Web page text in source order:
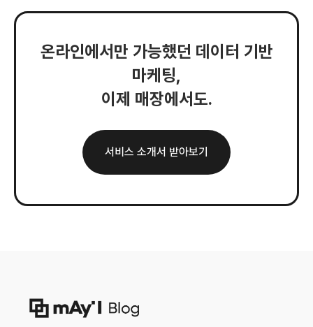
온라인에서만 가능했던 데이터 기반
마케팅,
이제 매장에서도.
서비스 소개서 받아보기